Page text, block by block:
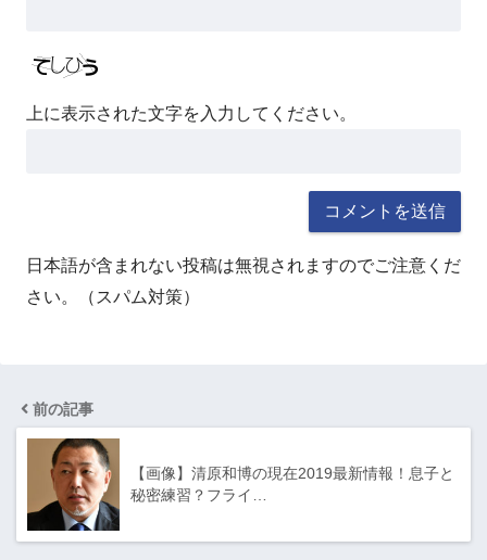
上に表示された文字を入力してください。
日本語が含まれない投稿は無視されますのでご注意くだ
さい。（スパム対策）
前の記事
【画像】清原和博の現在2019最新情報！息子と
秘密練習？フライ…